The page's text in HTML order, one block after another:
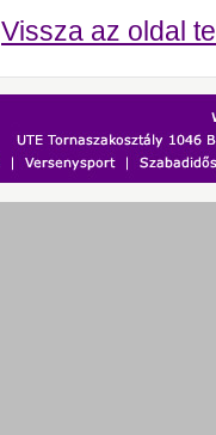
Vissza az oldal